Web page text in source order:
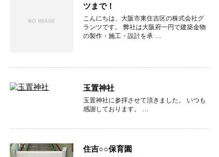
ツまで！
こんにちは、大阪市東住吉区の株式会社グ
ランツです。 弊社は大阪府一円で建築金物
の製作・施工・設計を承 …
玉置神社
玉置神社に参拝させて頂きました。 いつも
感謝しております。 …
住吉○○保育園